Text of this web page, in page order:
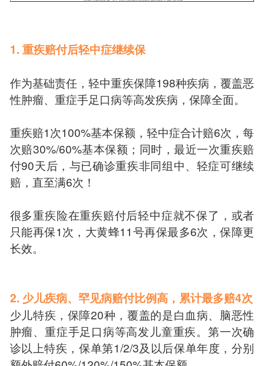
1. 重疾赔付后轻中症继续保
作为基础责任，轻中重疾保障198种疾病，覆盖恶
性肿瘤、重症手足口病等高发疾病，保障全面。
重疾赔1次100%基本保额，轻中症合计赔6次，每
次赔30%/60%基本保额；同时，最近一次重疾赔
付90天后，与已确诊重疾非同组中、轻症可继续
赔，直至满6次！
很多重疾险在重疾赔付后轻中症就不保了，或者
只能再保1次，大黄蜂11号再保最多6次，保障更
长效。
2. 少儿疾病、罕见病赔付比例高，累计最多赔4次
少儿特疾，保障20种，覆盖的是白血病、脑恶性
肿瘤、重症手足口病等高发儿童重疾。第一次确
诊以上特疾，保单第1/2/3及以后保单年度，分别